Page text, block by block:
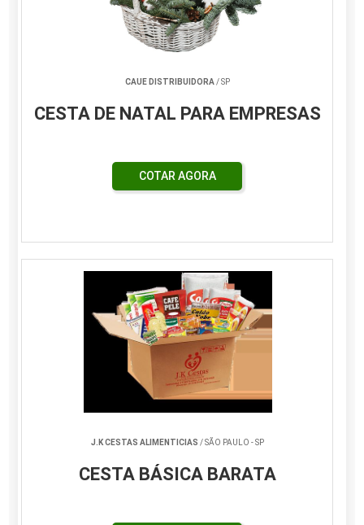
CAUE DISTRIBUIDORA/ SP
CESTA DE NATAL PARA EMPRESAS
COTAR AGORA
J.K CESTAS ALIMENTICIAS / SÃO PAULO - SP
CESTA BÁSICA BARATA